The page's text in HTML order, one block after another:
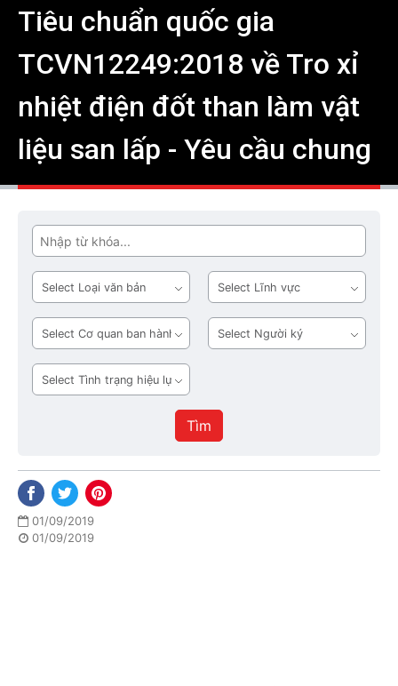
Tiêu chuẩn quốc gia
TCVN12249:2018 về Tro xỉ
nhiệt điện đốt than làm vật
liệu san lấp - Yêu cầu chung
Tìm
Loại
văn
bản
Lĩnh
vực
Cơ
quan
ban
hành
Người
ký
Tình
trạng
Tìm
01/09/2019
01/09/2019